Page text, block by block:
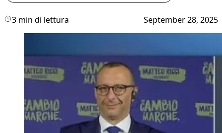
3 min di lettura September 28, 2025